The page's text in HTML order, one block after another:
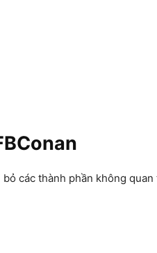
các thành phần không